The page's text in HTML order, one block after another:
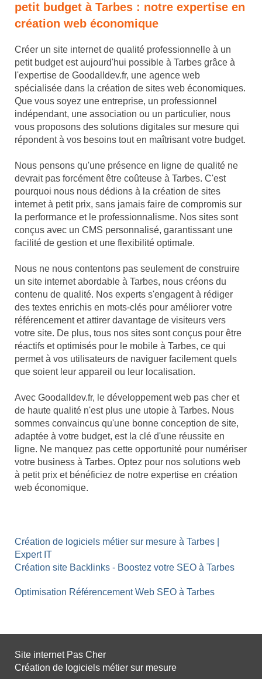
petit budget à Tarbes : notre expertise en
création web économique
Créer un site internet de qualité professionnelle à un
petit budget est aujourd'hui possible à Tarbes grâce à
l'expertise de Goodalldev.fr, une agence web
spécialisée dans la création de sites web économiques.
Que vous soyez une entreprise, un professionnel
indépendant, une association ou un particulier, nous
vous proposons des solutions digitales sur mesure qui
répondent à vos besoins tout en maîtrisant votre budget.
Nous pensons qu'une présence en ligne de qualité ne
devrait pas forcément être coûteuse à Tarbes. C'est
pourquoi nous nous dédions à la création de sites
internet à petit prix, sans jamais faire de compromis sur
la performance et le professionnalisme. Nos sites sont
conçus avec un CMS personnalisé, garantissant une
facilité de gestion et une flexibilité optimale.
Nous ne nous contentons pas seulement de construire
un site internet abordable à Tarbes, nous créons du
contenu de qualité. Nos experts s'engagent à rédiger
des textes enrichis en mots-clés pour améliorer votre
référencement et attirer davantage de visiteurs vers
votre site. De plus, tous nos sites sont conçus pour être
réactifs et optimisés pour le mobile à Tarbes, ce qui
permet à vos utilisateurs de naviguer facilement quels
que soient leur appareil ou leur localisation.
Avec Goodalldev.fr, le développement web pas cher et
de haute qualité n'est plus une utopie à Tarbes. Nous
sommes convaincus qu'une bonne conception de site,
adaptée à votre budget, est la clé d'une réussite en
ligne. Ne manquez pas cette opportunité pour numériser
votre business à Tarbes. Optez pour nos solutions web
à petit prix et bénéficiez de notre expertise en création
web économique.
Création de logiciels métier sur mesure à Tarbes |
Expert IT
Création site Backlinks - Boostez votre SEO à Tarbes
Optimisation Référencement Web SEO à Tarbes
Site internet Pas Cher
Création de logiciels métier sur mesure